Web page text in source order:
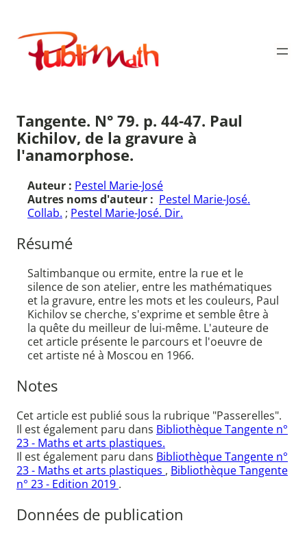
contenu
Publimath
Tangente. N° 79. p. 44-47. Paul
Kichilov, de la gravure à
l'anamorphose.
Auteur : Pestel Marie-José
Autres noms d'auteur : Pestel Marie-José.
Collab. ; Pestel Marie-José. Dir.
Résumé
Saltimbanque ou ermite, entre la rue et le
silence de son atelier, entre les mathématiques
et la gravure, entre les mots et les couleurs, Paul
Kichilov se cherche, s'exprime et semble être à
la quête du meilleur de lui-même. L'auteure de
cet article présente le parcours et l'oeuvre de
cet artiste né à Moscou en 1966.
Notes
Cet article est publié sous la rubrique "Passerelles".
Il est également paru dans Bibliothèque Tangente n°
23 - Maths et arts plastiques.
Il est également paru dans Bibliothèque Tangente n°
23 - Maths et arts plastiques , Bibliothèque Tangente
n° 23 - Edition 2019 .
Données de publication